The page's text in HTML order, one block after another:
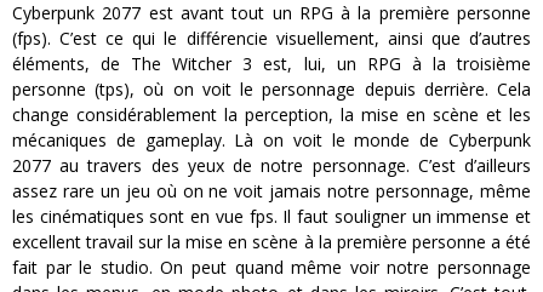
Cyberpunk 2077 est avant tout un RPG à la première personne
(fps). C’est ce qui le différencie visuellement, ainsi que d’autres
éléments, de The Witcher 3 est, lui, un RPG à la troisième
personne (tps), où on voit le personnage depuis derrière. Cela
change considérablement la perception, la mise en scène et les
mécaniques de gameplay. Là on voit le monde de Cyberpunk
2077 au travers des yeux de notre personnage. C’est d’ailleurs
assez rare un jeu où on ne voit jamais notre personnage, même
les cinématiques sont en vue fps. Il faut souligner un immense et
excellent travail sur la mise en scène à la première personne a été
fait par le studio. On peut quand même voir notre personnage